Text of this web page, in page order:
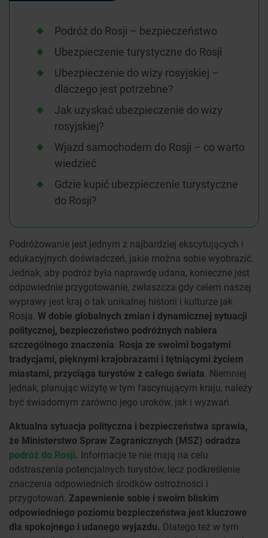
Podróż do Rosji – bezpieczeństwo
Ubezpieczenie turystyczne do Rosji
Ubezpieczenie do wizy rosyjskiej –
dlaczego jest potrzebne?
Jak uzyskać ubezpieczenie do wizy
rosyjskiej?
Wjazd samochodem do Rosji – co warto
wiedzieć
Gdzie kupić ubezpieczenie turystyczne
do Rosji?
Podróżowanie jest jednym z najbardziej ekscytujących i
edukacyjnych doświadczeń, jakie można sobie wyobrazić.
Jednak, aby podróż była naprawdę udana, konieczne jest
odpowiednie przygotowanie, zwłaszcza gdy celem naszej
wyprawy jest kraj o tak unikalnej historii i kulturze jak
Rosja. W dobie globalnych zmian i dynamicznej sytuacji
politycznej, bezpieczeństwo podróżnych nabiera
szczególnego znaczenia. Rosja ze swoimi bogatymi
tradycjami, pięknymi krajobrazami i tętniącymi życiem
miastami, przyciąga turystów z całego świata. Niemniej
jednak, planując wizytę w tym fascynującym kraju, należy
być świadomym zarówno jego uroków, jak i wyzwań.
Aktualna sytuacja polityczna i bezpieczeństwa sprawia,
że Ministerstwo Spraw Zagranicznych (MSZ) odradza
podróż do Rosji. Informacje te nie mają na celu
odstraszenia potencjalnych turystów, lecz podkreślenie
znaczenia odpowiednich środków ostrożności i
przygotowań. Zapewnienie sobie i swoim bliskim
odpowiedniego poziomu bezpieczeństwa jest kluczowe
dla spokojnego i udanego wyjazdu. Dlatego też w tym